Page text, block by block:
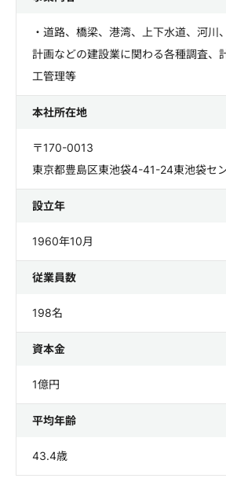
・道路、橋梁、港湾、上下水道、河川
計画などの建設業に関わる各種調査、
工管理等
本社所在地
〒170-0013
東京都豊島区東池袋4-41-24東池袋セ
設立年
1960年10月
従業員数
198名
資本金
1億円
平均年齢
43.4歳